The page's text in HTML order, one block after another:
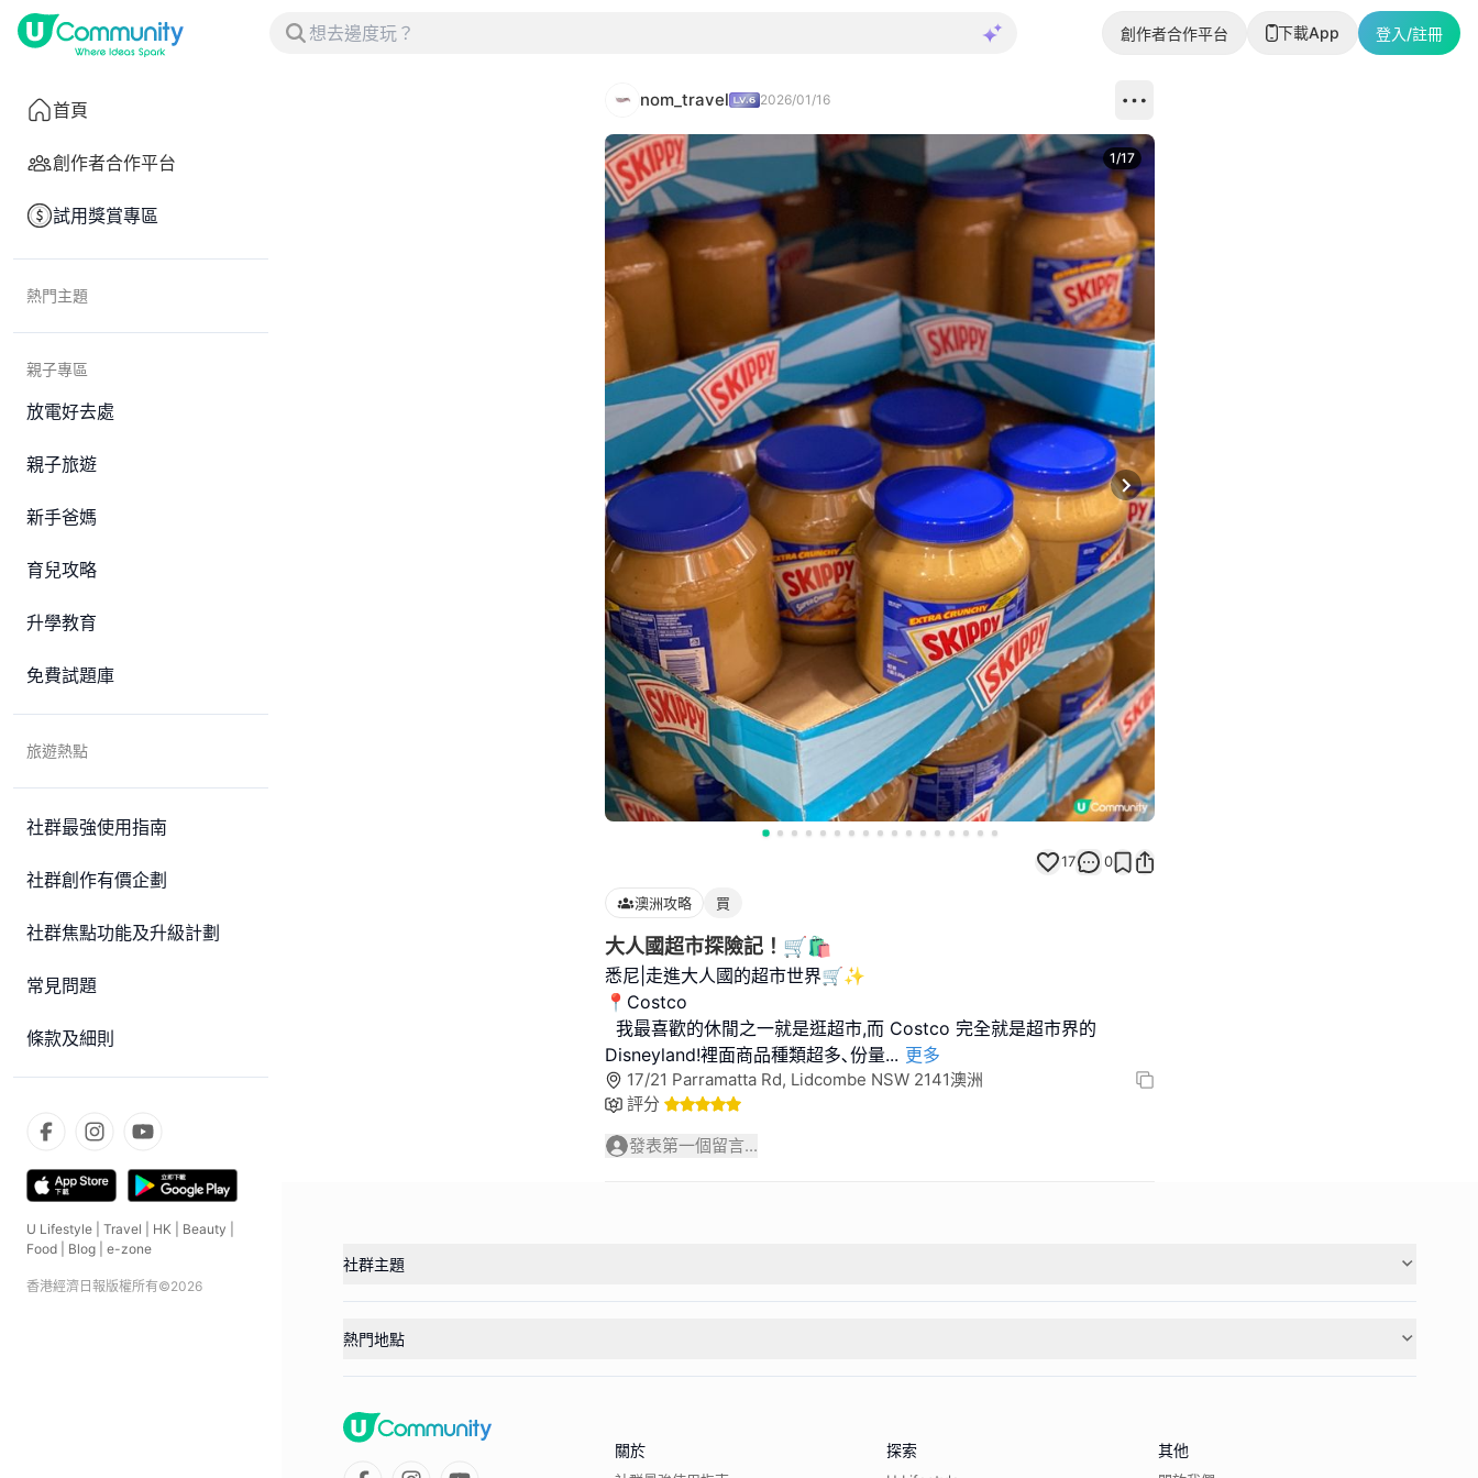
創作者合作平台 下載App 登入/註冊
首頁
創作者合作平台
試用獎賞專區
熱門主題
親子專區
放電好去處
親子旅遊
新手爸媽
育兒攻略
升學教育
免費試題庫
旅遊熱點
社群最強使用指南
社群創作有價企劃
社群焦點功能及升級計劃
常見問題
條款及細則
U Lifestyle Travel HK Beauty
Food
Blog e-zone
香港經濟日報版權所有©2026
nom_travel 2026/01/16
Next slide
1/17
17 0
澳洲攻略 買
大人國超市探險記！🛒🛍️
悉尼|走進大人國的超市世界🛒✨
📍Costco
我最喜歡的休閒之一就是逛超市,而 Costco 完全就是超市界的
Disneyland!裡面商品種類超多､份量... 更多
17/21 Parramatta Rd, Lidcombe NSW 2141澳洲
評分
發表第一個留言...
社群主題
熱門地點
關於 探索 其他